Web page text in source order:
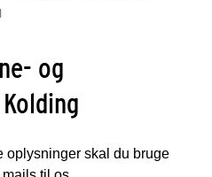
og
oplysninger skal du bruge